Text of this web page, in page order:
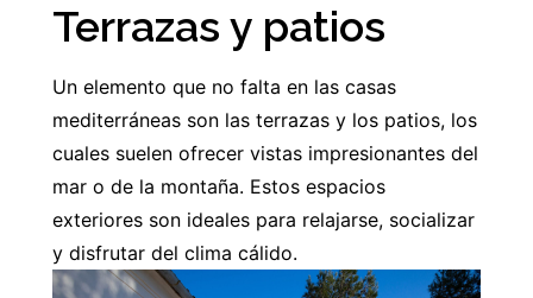
Terrazas y patios
Un elemento que no falta en las casas
mediterráneas son las terrazas y los patios, los
cuales suelen ofrecer vistas impresionantes del
mar o de la montaña. Estos espacios
exteriores son ideales para relajarse, socializar
y disfrutar del clima cálido.